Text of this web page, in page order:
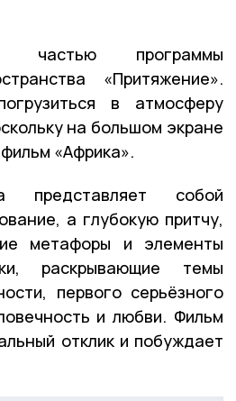
частью программы
«Притяжение».
в атмосферу
на большом экране
«Африка».
представляет собой
а глубокую притчу,
метафоры и элементы
раскрывающие темы
первого серьёзного
и любви. Фильм
отклик и побуждает